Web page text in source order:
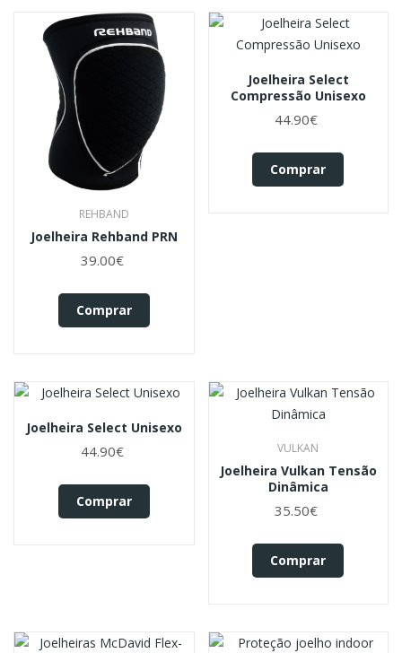
REHBAND
Joelheira Rehband PRN
39.00€
Comprar
Joelheira Select
Compressão Unisexo
44.90€
Comprar
Joelheira Select Unisexo
44.90€
Comprar
VULKAN
Joelheira Vulkan Tensão
Dinâmica
35.50€
Comprar